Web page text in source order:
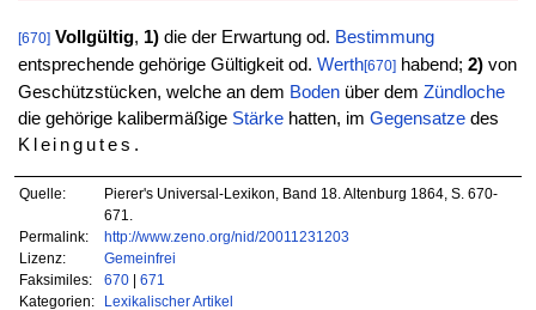
[670] Vollgültig, 1)die der Erwartung od. Bestimmung
entsprechende gehörige Gültigkeit od. Werth[670]habend; 2)von
Geschützstücken, welche an dem Bodenüber dem Zündloche
die gehörige kalibermäßige Stärkehatten, im Gegensatzedes
Kleingutes .
Quelle:
Pierer's Universal-Lexikon, Band 18. Altenburg 1864, S. 670-
671.
Permalink:
http://www.zeno.org/nid/20011231203
Lizenz:
Gemeinfrei
Faksimiles:
670| 671
Kategorien:
Lexikalischer Artikel